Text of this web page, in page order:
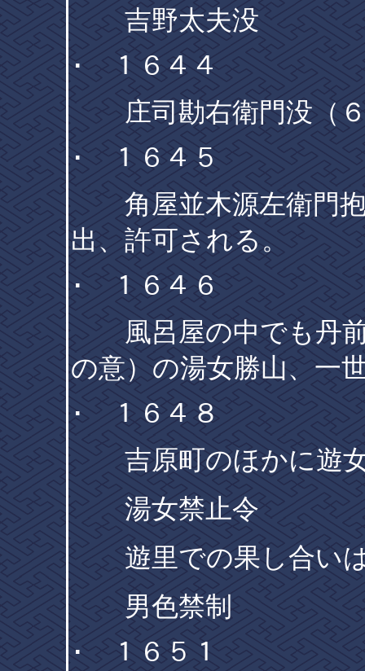
吉野太夫没
･ １６４４
庄司勘右衛門没（６
･ １６４５
角屋並木源左衛門抱
出、許可される。
･ １６４６
風呂屋の中でも丹前
の意）の湯女勝山、一
･ １６４８
吉原町のほかに遊
湯女禁止令
遊里での果し合い
男色禁制
･ １６５１